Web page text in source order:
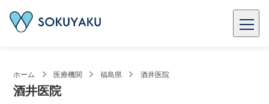
ホーム 医療機関 福島県 酒井医院
酒井医院